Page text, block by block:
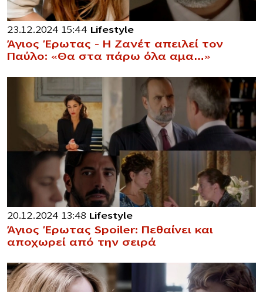
23.12.2024 15:44 Lifestyle
Άγιος Έρωτας – Η Ζανέτ απειλεί τον
Παύλο: «Θα στα πάρω όλα αμα…»
20.12.2024 13:48 Lifestyle
Άγιος Έρωτας Spoiler: Πεθαίνει και
αποχωρεί από την σειρά